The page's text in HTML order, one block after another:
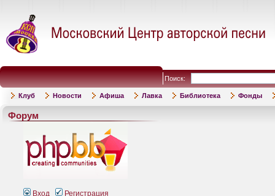
Поиск:
Клуб Новости Афиша Лавка Библиотека Фонды
Форум
Вход Регистрация